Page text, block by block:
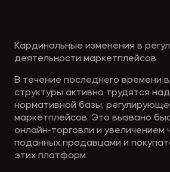
Кардинальные изменения в
деятельности маркетплейсов
В течение последнего времени
структуры активно трудятся
нормативной базы,
маркетплейсов. Это вызвано
онлайн-торговли и увеличением
поданных продавцами и
этих платформ.